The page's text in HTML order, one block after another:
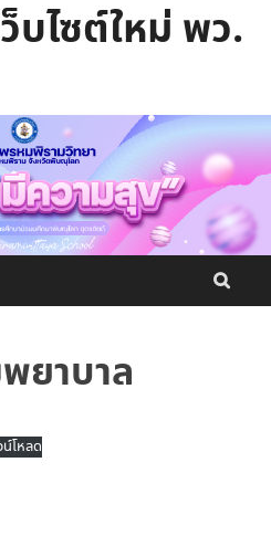
บไซต์ใหม่ พว.
ยาบาล
น์โหลด